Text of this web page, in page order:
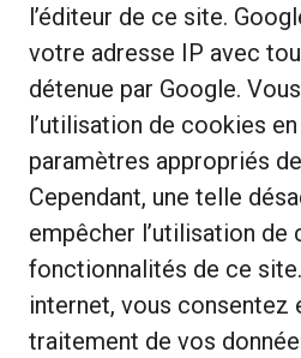
l’éditeur de ce site.
votre adresse IP avec
détenue par Google.
l’utilisation de cookies
paramètres appropriés
Cependant, une telle
empêcher l’utilisation de
fonctionnalités de ce
internet, vous consentez
traitement de vos